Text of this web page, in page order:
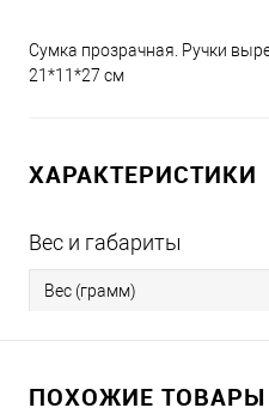
Сумка прозрачная. Ручки
21*11*27 см
ХАРАКТЕРИСТИКИ
Вес и габариты
Вес (грамм)
ПОХОЖИЕ ТОВАРЫ